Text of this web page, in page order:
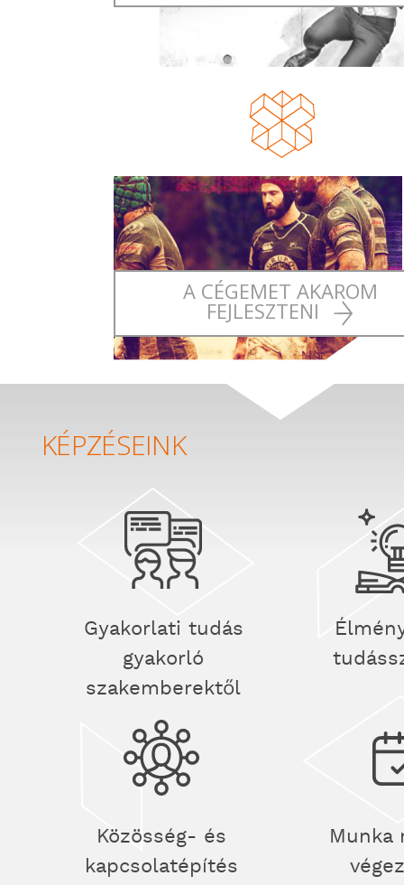
A CÉGEMET AKAROM
FEJLESZTENI
KÉPZÉSEINK
Gyakorlati tudás
gyakorló
szakemberektől
Közösség- és
kapcsolatépítés
Munka